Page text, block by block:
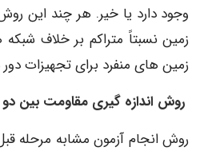
وجود دارد یا خیر. هر چند این
زمین نسبتاً متراکم بر خلاف شبکه
زمین های منفرد برای تجهیزات
روش اندازه گیری مقاومت بین دو
روش انجام آزمون مشابه مرحله